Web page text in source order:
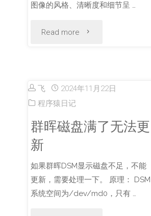
图像的风格、清晰度和细节呈 …
Read more "stable
器
不
同"
飞
2024年11月22日
程序猿日记
群晖磁盘满了无法更
新
如果群晖DSM显示磁盘不足，不能
更新，需要处理一下。 原理： DSM
系统空间为/dev/md0，只有 …